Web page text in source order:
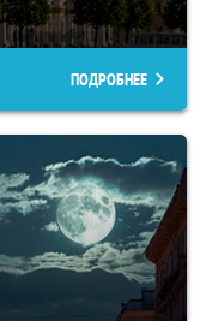
ПОДРОБНЕЕ